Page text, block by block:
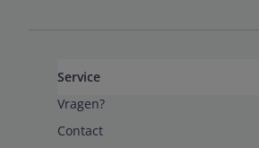
Service
Vragen?
Contact